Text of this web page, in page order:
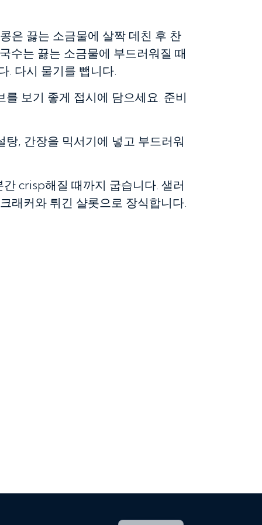
은 끓는 소금물에 살짝 데친 후 찬
수는 끓는 소금물에 부드러워질 때
. 다시 물기를 뺍니다.
보기 좋게 접시에 담으세요. 준비
, 간장을 믹서기에 넣고 부드러워
crisp해질 때까지 굽습니다. 샐러
래커와 튀긴 샬롯으로 장식합니다.